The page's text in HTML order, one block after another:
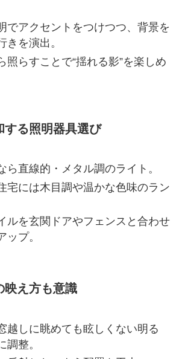
でアクセントをつけつつ、背景を
きを演出。
照らすことで“揺れる影”を楽しめ
する照明器具選び
ら直線的・メタル調のライト。
宅には木目調や温かな色味のラン
ルを玄関ドアやフェンスと合わせ
ップ。
映え方も意識
越しに眺めても眩しくない明る
調整。